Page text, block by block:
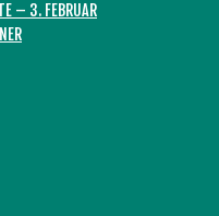
– 3. FEBRUAR